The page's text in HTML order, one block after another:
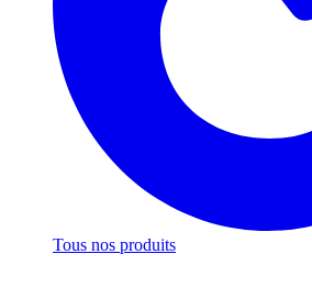
Tous nos produits